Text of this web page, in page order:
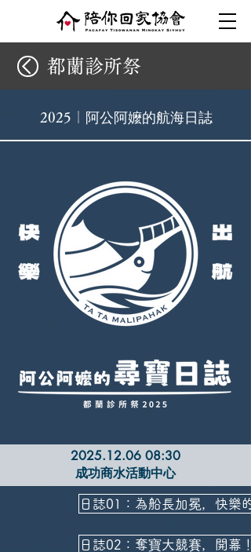
​都蘭診所祭
2025｜ 阿公阿嬤的航海日誌
2025.12.06 08:30
成功商水活動中心
日誌01：為船長加冕，快樂
日誌02：奪寶大競賽，開幕！